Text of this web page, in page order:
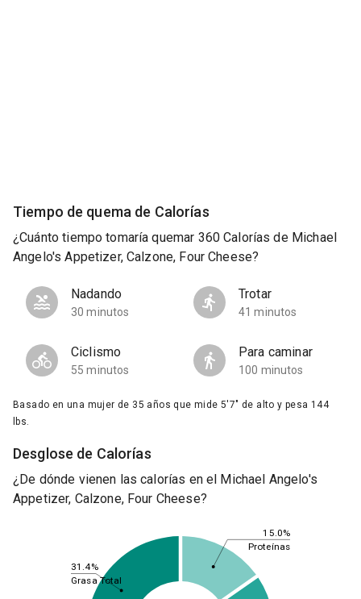
Tiempo de quema de Calorías
¿Cuánto tiempo tomaría quemar 360 Calorías de Michael
Angelo's Appetizer, Calzone, Four Cheese?
Nadando
30 minutos
Trotar
41 minutos
Ciclismo
55 minutos
Para caminar
100 minutos
Basado en una mujer de 35 años que mide 5'7" de alto y pesa 144
lbs.
Desglose de Calorías
¿De dónde vienen las calorías en el Michael Angelo's
Appetizer, Calzone, Four Cheese?
15.0%
31.4%
Proteínas
Grasa Total